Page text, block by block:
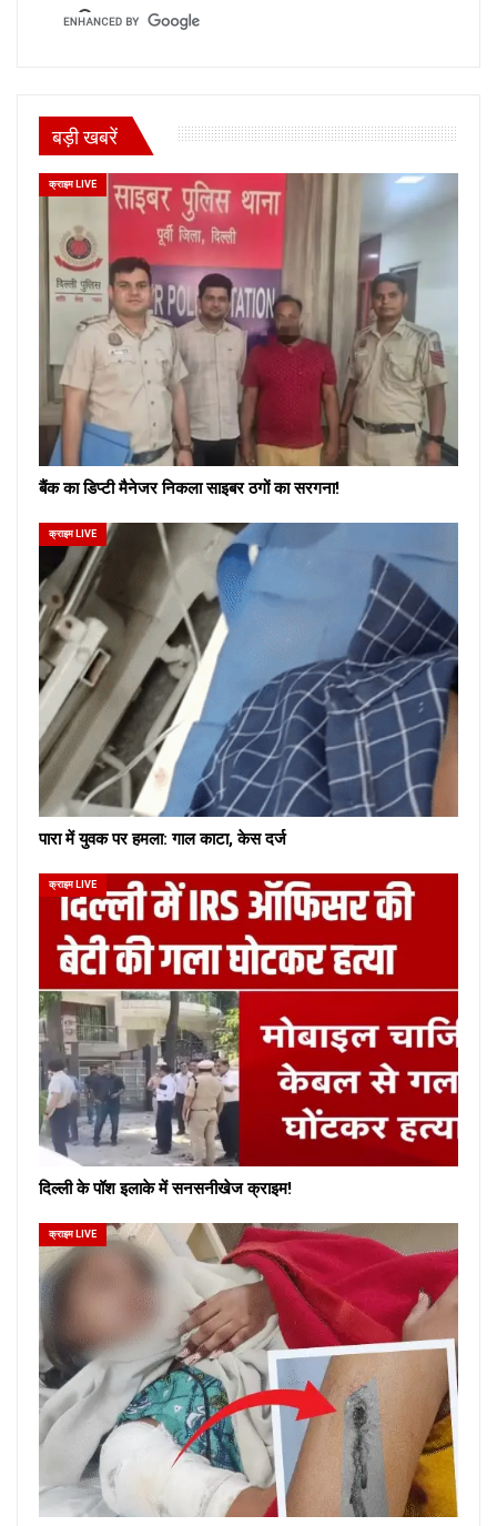
बड़ी खबरें
क्राइम LIVE
बैंक का डिप्टी मैनेजर निकला साइबर ठगों का सरगना!
क्राइम LIVE
पारा में युवक पर हमला: गाल काटा, केस दर्ज
क्राइम LIVE
दिल्ली के पॉश इलाके में सनसनीखेज क्राइम!
क्राइम LIVE